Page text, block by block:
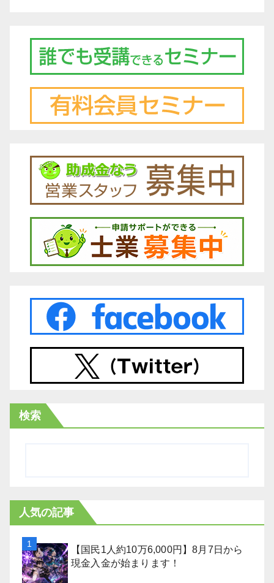
検索
人気の記事
【国民1人約10万6,000円】8月7日から
現金入金が始まります！